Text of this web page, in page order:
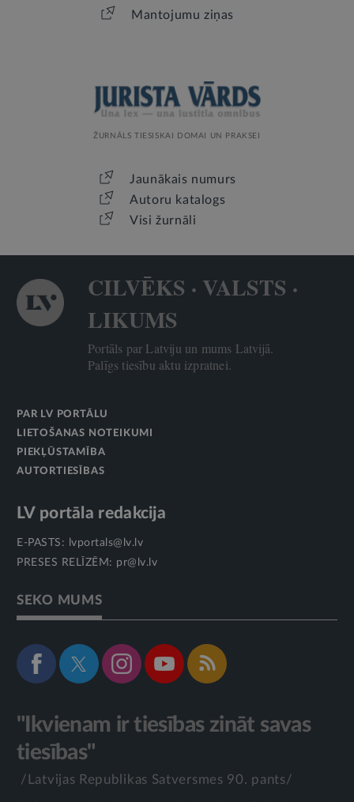
Mantojumu ziņas
ŽURNĀLS TIESISKAI DOMAI UN PRAKSEI
Jaunākais numurs
Autoru katalogs
Visi žurnāli
CILVĒKS · VALSTS ·
LIKUMS
Portāls par Latviju un mums Latvijā.
Palīgs tiesību aktu izpratnei.
PAR LV PORTĀLU
LIETOŠANAS NOTEIKUMI
PIEKĻŪSTAMĪBA
AUTORTIESĪBAS
LV portāla redakcija
E-PASTS:
lvportals@lv.lv
PRESES RELĪZĒM: pr@lv.lv
SEKO MUMS
"Ikvienam ir tiesības zināt savas
tiesības"
/Latvijas Republikas Satversmes 90. pants/